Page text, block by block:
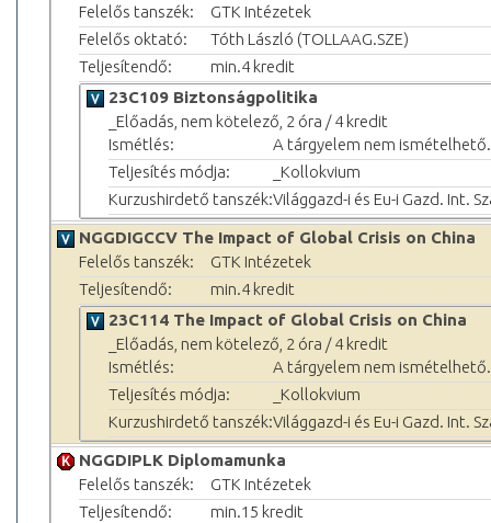
Felelős tanszék:
GTK Intézetek
Felelős oktató:
Tóth László (TOLLAAG.SZE)
Teljesítendő:
min.4 kredit
23C109 Biztonságpolitika
_Előadás, nem kötelező, 2 óra / 4 kredit
Ismétlés:
A tárgyelem nem ismételhető.
Teljesítés módja:
_Kollokvium
Kurzushirdető tanszék:Világgazd-i és Eu-i Gazd. Int.
NGGDIGCCV The Impact of Global Crisis on China
Felelős tanszék:
GTK Intézetek
Teljesítendő:
min.4 kredit
23C114 The Impact of Global Crisis on China
_Előadás, nem kötelező, 2 óra / 4 kredit
Ismétlés:
A tárgyelem nem ismételhető.
Teljesítés módja:
_Kollokvium
Kurzushirdető tanszék:Világgazd-i és Eu-i Gazd. Int.
NGGDIPLK Diplomamunka
Felelős tanszék:
GTK Intézetek
Teljesítendő:
min.15 kredit